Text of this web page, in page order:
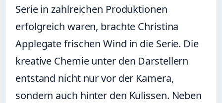
Serie in zahlreichen Produktionen
erfolgreich waren, brachte Christina
Applegate frischen Wind in die Serie. Die
kreative Chemie unter den Darstellern
entstand nicht nur vor der Kamera,
sondern auch hinter den Kulissen. Neben